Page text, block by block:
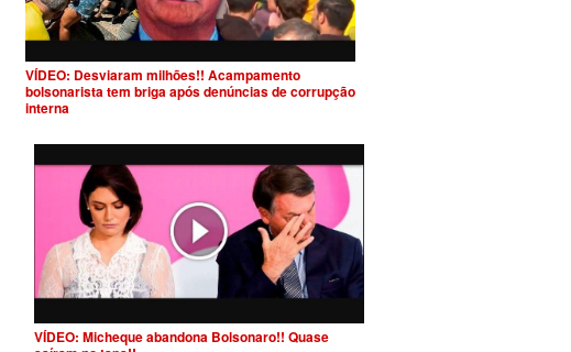
VÍDEO: Desviaram milhões!! Acampamento
bolsonarista tem briga após denúncias de corrupção
interna
VÍDEO: Micheque abandona Bolsonaro!! Quase